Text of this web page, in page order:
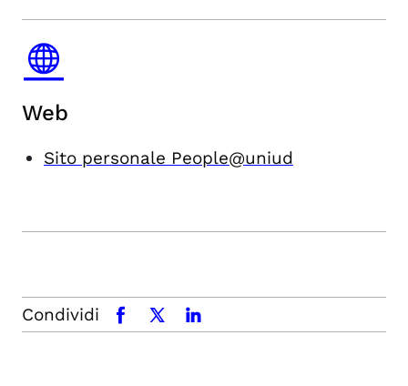
Web
Sito personale People@uniud
Condividi facebookx.comlinkedin